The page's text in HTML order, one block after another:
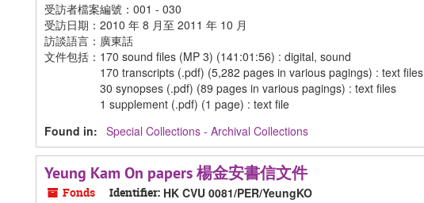
受訪者檔案編號：001 - 030
受訪日期：2010 年 8 月至 2011 年 10 月
訪談語言：廣東話
文件包括：170 sound files (MP 3) (141:01:56) : digital, sound
170 transcripts (.pdf) (5,282 pages in various pagings) : text files
30 synopses (.pdf) (89 pages in various pagings) : text files
1 supplement (.pdf) (1 page) : text file
Found in: Special Collections - Archival Collections
Yeung Kam On papers 楊金安書信文件
Fonds Identifier: HK CVU 0081/PER/YeungKO